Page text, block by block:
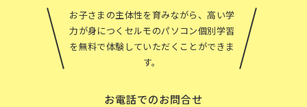
お子さまの主体性を育みながら、高い学
力が身につくセルモのパソコン個別学習
を無料で体験していただくことができま
す。
お電話でのお問合せ